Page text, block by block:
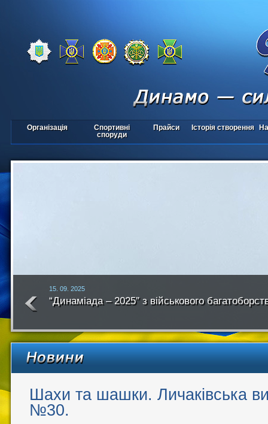
Організація
Спортивні
споруди
Прайси Історія створення
15. 09. 2025
“Динаміада – 2025″ з військового
року
Шахи та шашки. Личаківська
№30.